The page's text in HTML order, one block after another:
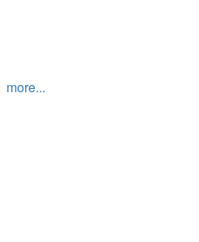
more...